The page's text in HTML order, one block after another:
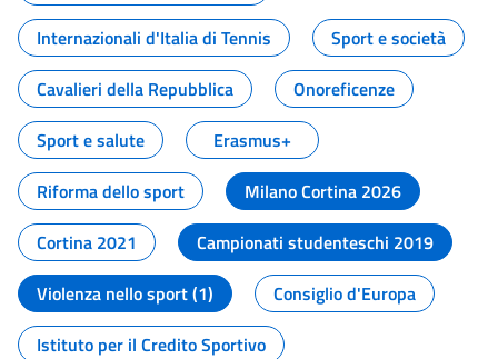
Internazionali d'Italia di Tennis
Sport e società
Cavalieri della Repubblica
Onoreficenze
Sport e salute
Erasmus+
Riforma dello sport
Milano Cortina 2026
Cortina 2021
Campionati studenteschi 2019
Violenza nello sport (1)
Consiglio d'Europa
Istituto per il Credito Sportivo